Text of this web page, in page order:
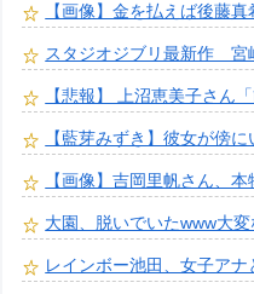
【画像】金を払えば後藤
スタジオジブリ最新作 宮
【悲報】 上沼恵美子さん
【藍芽みずき】彼女が傍
【画像】吉岡里帆さん、
大園、脱いでいたwww大
レインボー池田、女子アナ